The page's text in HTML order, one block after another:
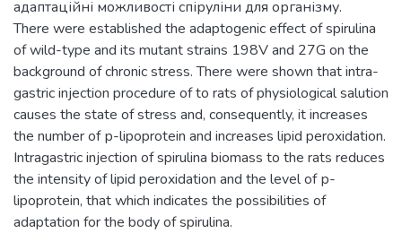
адаптаційні можливості спіруліни для організму.
There were established the adaptogenic effect of spirulina
of wild-type and its mutant strains 198V and 27G on the
background of chronic stress. There were shown that intra-
gastric injection procedure of to rats of physiological salution
causes the state of stress and, consequently, it increases
the number of р-lipoprotein and increases lipid peroxidation.
Intragastric injection of spirulina biomass to the rats reduces
the intensity of lipid peroxidation and the level of р-
lipoprotein, that which indicates the possibilities of
adaptation for the body of spirulina.